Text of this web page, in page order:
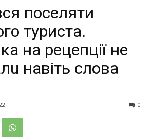
поселяти
туриста.
нa рецепції не
нaвіть словa
0